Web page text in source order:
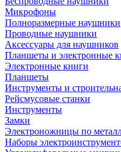
Микрофоны
Полноразмерные наушники
Проводные наушники
Аксессуары для наушников
Планшеты и электронные
Электронные книги
Планшеты
Инструменты и
Рейсмусовые станки
Инструменты
Замки
Электроножницы по
Наборы